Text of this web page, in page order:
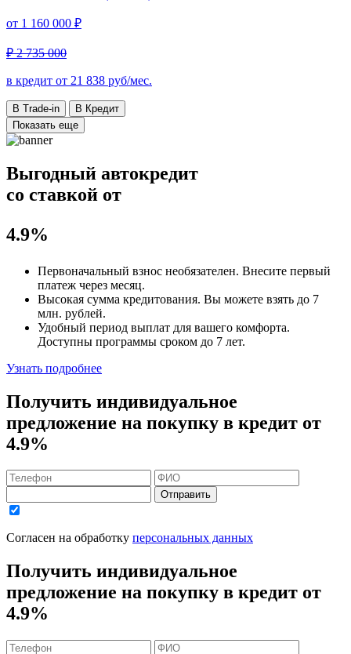
от 1 160 000 ₽
₽ 2 735 000
в кредит от 21 838 руб/мес.
В Trade-in
В Кредит
Показать еще
Выгодный автокредит
со ставкой от
4.9%
Первоначальный взнос необязателен. Внесите первый
платеж через месяц.
Высокая сумма кредитования. Вы можете взять до 7
млн. рублей.
Удобный период выплат для вашего комфорта.
Доступны программы сроком до 7 лет.
Узнать подробнее
Получить индивидуальное
предложение на покупку в кредит от
4.9%
Отправить
Согласен на обработку персональных данных
Получить индивидуальное
предложение на покупку в кредит от
4.9%